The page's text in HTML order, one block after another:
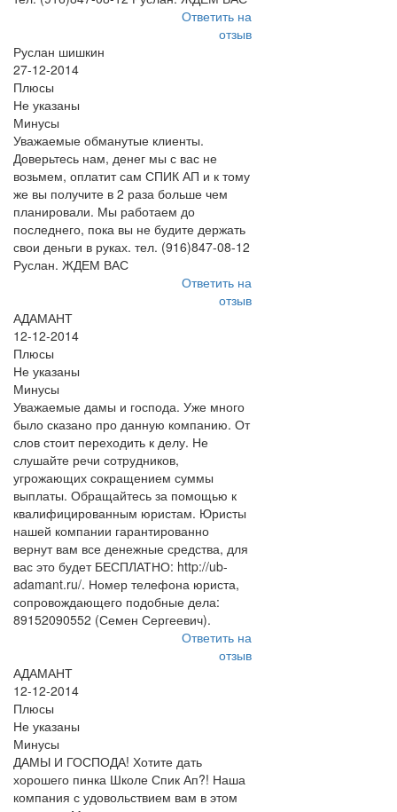
Ответить на
отзыв
Руслан шишкин
27-12-2014
Плюсы
Не указаны
Минусы
Уважаемые обманутые клиенты.
Доверьтесь нам, денег мы с вас не
возьмем, оплатит сам СПИК АП и к тому
же вы получите в 2 раза больше чем
планировали. Мы работаем до
последнего, пока вы не будите держать
свои деньги в руках. тел. (916)847-08-12
Руслан. ЖДЕМ ВАС
Ответить на
отзыв
АДАМАНТ
12-12-2014
Плюсы
Не указаны
Минусы
Уважаемые дамы и господа. Уже много
было сказано про данную компанию. От
слов стоит переходить к делу. Не
слушайте речи сотрудников,
угрожающих сокращением суммы
выплаты. Обращайтесь за помощью к
квалифицированным юристам. Юристы
нашей компании гарантированно
вернут вам все денежные средства, для
вас это будет БЕСПЛАТНО: http://ub-
adamant.ru/. Номер телефона юриста,
сопровождающего подобные дела:
89152090552 (Семен Сергеевич).
Ответить на
отзыв
АДАМАНТ
12-12-2014
Плюсы
Не указаны
Минусы
ДАМЫ И ГОСПОДА! Хотите дать
хорошего пинка Школе Спик Ап?! Наша
компания с удовольствием вам в этом